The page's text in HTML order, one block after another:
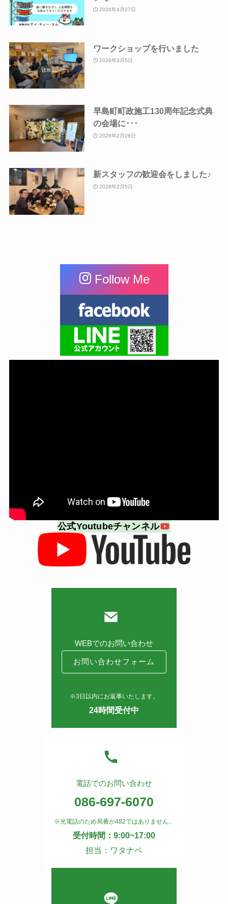
2026年4月27日
ワークショップを行いました
2026年3月5日
早島町町政施工130周年記念式典
の会場に･･･
2026年2月26日
新スタッフの歓迎会をしました♪
2026年2月5日
Follow Me
公式Youtubeチャンネル
WEBでのお問い合わせ
お問い合わせフォーム
※3日以内にお返事いたします。
24時間受付中
電話でのお問い合わせ
086-697-6070
※光電話のため局番が482ではありません。
受付時間：9:00~17:00
担当：ワタナベ